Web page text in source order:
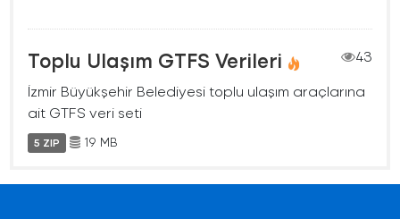
Toplu Ulaşım GTFS Verileri
43
İzmir Büyükşehir Belediyesi toplu ulaşım araçlarına
ait GTFS veri seti
5 ZIP 19 MB